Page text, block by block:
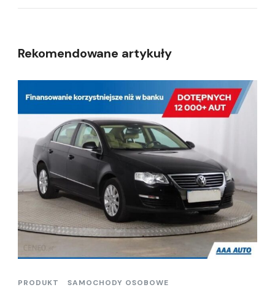
Rekomendowane artykuły
PRODUKT SAMOCHODY OSOBOWE